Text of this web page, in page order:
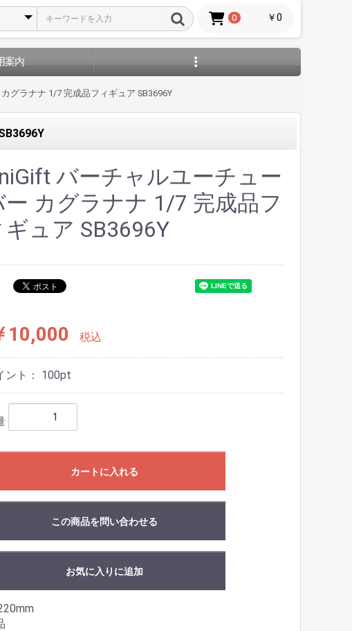
0 ￥0
案内
グラナナ 1/7 完成品フィギュア SB3696Y
バーチャルユーチュー
ー カグラナナ 1/7 完成品フ
ギュア SB3696Y
10,000 税込
ント： 100pt
カートに入れる
この商品を問い合わせる
お気に入りに追加